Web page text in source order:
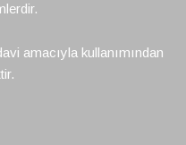
amacıyla kullanımından